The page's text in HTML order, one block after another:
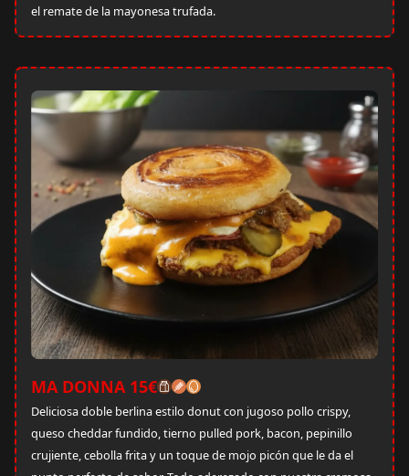
el remate de la mayonesa trufada.
MA DONNA 15€
Deliciosa doble berlina estilo donut con jugoso pollo crispy,
queso cheddar fundido, tierno pulled pork, bacon, pepinillo
crujiente, cebolla frita y un toque de mojo picón que le da el